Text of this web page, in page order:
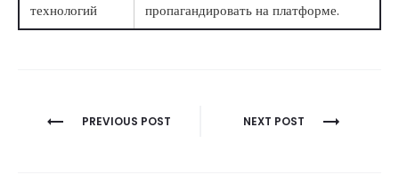
технологий
пропагандировать на платформе.
Berichtnavigatie
PREVIOUS POST NEXT POST